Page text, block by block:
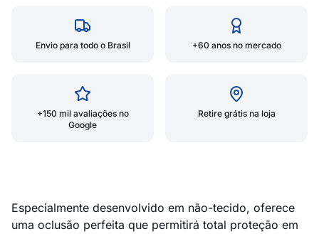
Envio para todo o Brasil +60 anos no mercado
+150 mil avaliações no
Google
Retire grátis na loja
Especialmente desenvolvido em não-tecido, oferece
uma oclusão perfeita que permitirá total proteção em